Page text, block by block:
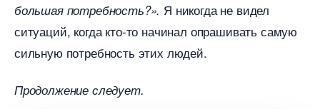
ольшая потребность?». Я никогда не видел
ситуаций, когда кто-то начинал опрашивать самую
сильную потребность этих людей.
Продолжение следует.